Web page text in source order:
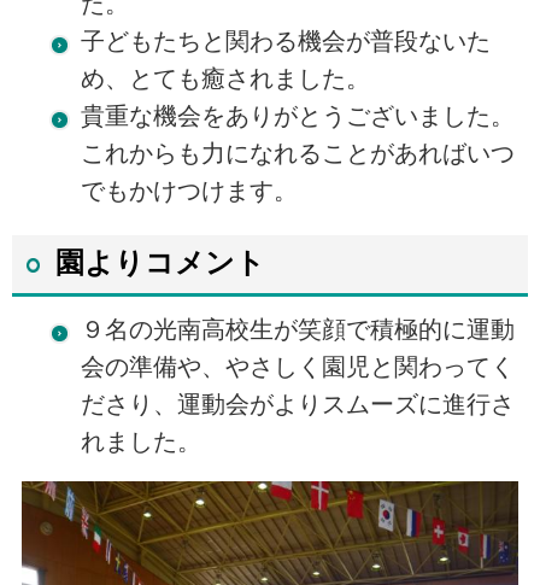
子どもたちと関わる機会が普段ないた
め、とても癒されました。
貴重な機会をありがとうございました。
これからも力になれることがあればいつ
でもかけつけます。
園よりコメント
９名の光南高校生が笑顔で積極的に運動
会の準備や、やさしく園児と関わってく
ださり、運動会がよりスムーズに進行さ
れました。